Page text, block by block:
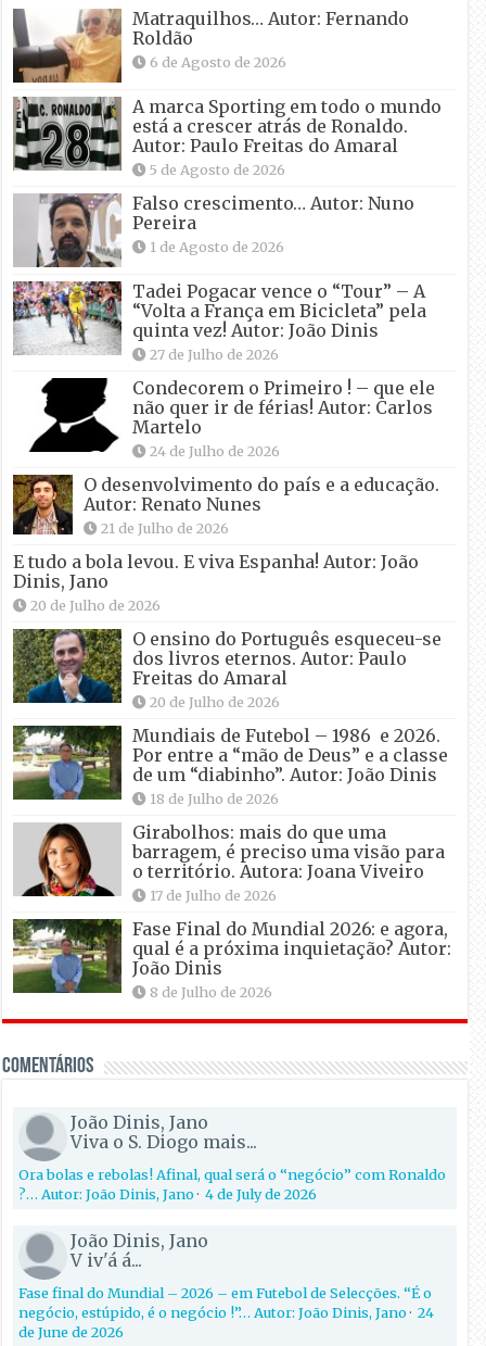
Matraquilhos… Autor: Fernando
Roldão
6 de Agosto de 2026
A marca Sporting em todo o mundo
está a crescer atrás de Ronaldo.
Autor: Paulo Freitas do Amaral
5 de Agosto de 2026
Falso crescimento… Autor: Nuno
Pereira
1 de Agosto de 2026
Tadei Pogacar vence o “Tour” – A
“Volta a França em Bicicleta” pela
quinta vez! Autor: João Dinis
27 de Julho de 2026
Condecorem o Primeiro ! – que ele
não quer ir de férias! Autor: Carlos
Martelo
24 de Julho de 2026
O desenvolvimento do país e a educação.
Autor: Renato Nunes
21 de Julho de 2026
E tudo a bola levou. E viva Espanha! Autor: João
Dinis, Jano
20 de Julho de 2026
O ensino do Português esqueceu-se
dos livros eternos. Autor: Paulo
Freitas do Amaral
20 de Julho de 2026
Mundiais de Futebol – 1986 e 2026.
Por entre a “mão de Deus” e a classe
de um “diabinho”. Autor: João Dinis
18 de Julho de 2026
Girabolhos: mais do que uma
barragem, é preciso uma visão para
o território. Autora: Joana Viveiro
17 de Julho de 2026
Fase Final do Mundial 2026: e agora,
qual é a próxima inquietação? Autor:
João Dinis
8 de Julho de 2026
Comentários
João Dinis, Jano
Viva o S. Diogo mais...
Ora bolas e rebolas! Afinal, qual será o “negócio” com Ronaldo
?… Autor: João Dinis, Jano·4 de July de 2026
João Dinis, Jano
V iv'á á...
Fase final do Mundial – 2026 – em Futebol de Selecções. “É o
negócio, estúpido, é o negócio !”… Autor: João Dinis, Jano·24
de June de 2026